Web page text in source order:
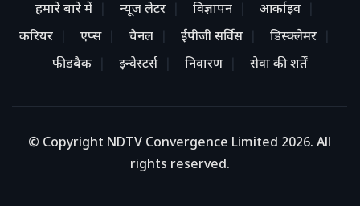
हमारे बारे में न्यूज लेटर विज्ञापन
आर्काइव
करियर
एप्स चैनल ईपीजी सर्विस
डिस्क्लेमर
फीडबैक
इन्वेस्टर्स निवारण सेवा की शर्तें
© Copyright NDTV Convergence Limited 2026. All
rights reserved.